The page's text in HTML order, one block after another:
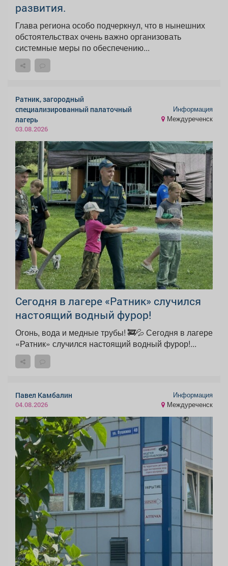
развития.
Глава региона особо подчеркнул, что в нынешних
обстоятельствах очень важно организовать
системные меры по обеспечению...
Ратник, загородный
специализированный палаточный
лагерь
03.08.2026
Информация
Междуреченск
Сегодня в лагере «Ратник» случился
настоящий водный фурор!
Огонь, вода и медные трубы! 🚒💦 Сегодня в лагере
«Ратник» случился настоящий водный фурор!...
Павел Камбалин
04.08.2026
Информация
Междуреченск